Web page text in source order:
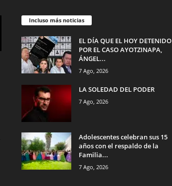
Incluso más noticias
EL DÍA QUE EL HOY DETENIDO
POR EL CASO AYOTZINAPA,
ÁNGEL...
7 Ago, 2026
LA SOLEDAD DEL PODER
7 Ago, 2026
Adolescentes celebran sus 15
años con el respaldo de la
Familia...
7 Ago, 2026